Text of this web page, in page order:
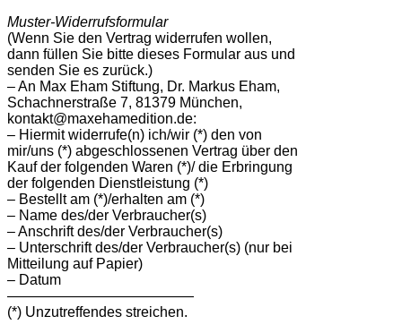
Muster-Widerrufsformular
(Wenn Sie den Vertrag widerrufen wollen,
dann füllen Sie bitte dieses Formular aus und
senden Sie es zurück.)
– An Max Eham Stiftung, Dr. Markus Eham,
Schachnerstraße 7, 81379 München,
kontakt@maxehamedition.de:
– Hiermit widerrufe(n) ich/wir (*) den von
mir/uns (*) abgeschlossenen Vertrag über den
Kauf der folgenden Waren (*)/ die Erbringung
der folgenden Dienstleistung (*)
– Bestellt am (*)/erhalten am (*)
– Name des/der Verbraucher(s)
– Anschrift des/der Verbraucher(s)
– Unterschrift des/der Verbraucher(s) (nur bei
Mitteilung auf Papier)
– Datum
—————————————
(*) Unzutreffendes streichen.